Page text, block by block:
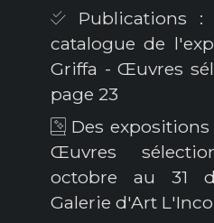
Publications
catalogue de
Griffa - Œuvres
page 23
Des
Œuvres
octobre au 31
Galerie d'Art